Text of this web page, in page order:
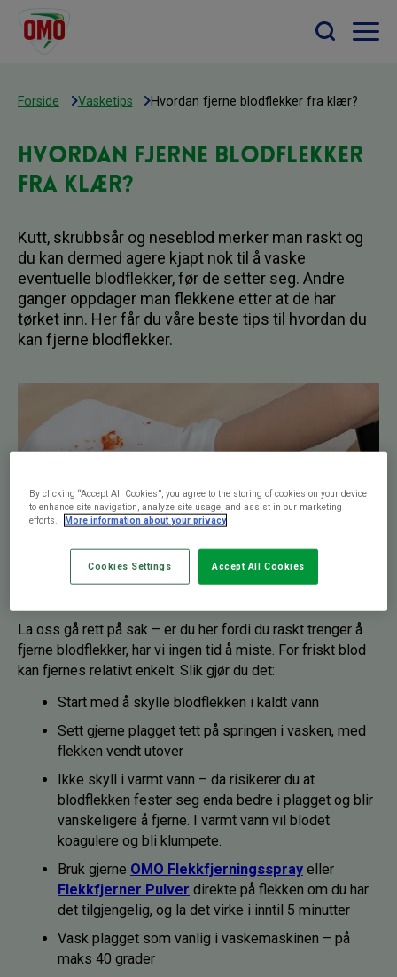
Forside Vasketips Hvordan fjerne blodflekker fra klær?
Hvordan fjerne blodflekker
fra klær?
Kutt, skrubbsår og neseblod merker man raskt og
du kan dermed agere kjapt nok til å vaske
eventuelle blodflekker, før de setter seg. Andre
ganger oppdager man flekkene etter at de har
tørket inn. Her får du våre beste tips til hvordan du
kan fjerne blodflekker.
La oss gå rett på sak – er du her fordi du raskt trenger å
fjerne blodflekker, har vi ingen tid å miste. For friskt blod
kan fjernes relativt enkelt. Slik gjør du det:
Start med å skylle blodflekken i kaldt vann
Sett gjerne plagget tett på springen i vasken, med
flekken vendt utover
Ikke skyll i varmt vann – da risikerer du at
blodflekken fester seg enda bedre i plagget og blir
vanskeligere å fjerne. I varmt vann vil blodet
koagulere og bli klumpete.
Bruk gjerne OMO Flekkfjerningsspray eller
Flekkfjerner Pulver direkte på flekken om du har
det tilgjengelig, og la det virke i inntil 5 minutter
Vask plagget som vanlig i vaskemaskinen – på
maks 40 grader
By clicking “Accept All Cookies”, you agree to the storing of cookies on your device
to enhance site navigation, analyze site usage, and assist in our marketing
efforts.
More information about your privacy
Cookies Settings Accept All Cookies